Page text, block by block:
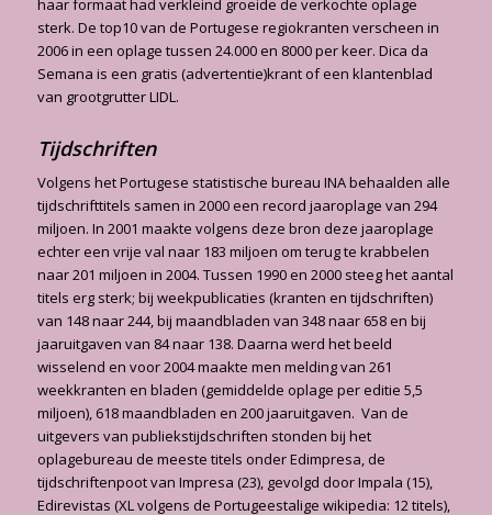
haar formaat had verkleind groeide de verkochte oplage
sterk. De top10 van de Portugese regiokranten verscheen in
2006 in een oplage tussen 24.000 en 8000 per keer. Dica da
Semana is een gratis (advertentie)krant of een klantenblad
van grootgrutter LIDL.
Tijdschriften
Volgens het Portugese statistische bureau INA behaalden alle
tijdschrifttitels samen in 2000 een record jaaroplage van 294
miljoen. In 2001 maakte volgens deze bron deze jaaroplage
echter een vrije val naar 183 miljoen om terug te krabbelen
naar 201 miljoen in 2004. Tussen 1990 en 2000 steeg het aantal
titels erg sterk; bij weekpublicaties (kranten en tijdschriften)
van 148 naar 244, bij maandbladen van 348 naar 658 en bij
jaaruitgaven van 84 naar 138. Daarna werd het beeld
wisselend en voor 2004 maakte men melding van 261
weekkranten en bladen (gemiddelde oplage per editie 5,5
miljoen), 618 maandbladen en 200 jaaruitgaven. Van de
uitgevers van publiekstijdschriften stonden bij het
oplagebureau de meeste titels onder Edimpresa, de
tijdschriftenpoot van Impresa (23), gevolgd door Impala (15),
Edirevistas (XL volgens de Portugeestalige wikipedia: 12 titels),